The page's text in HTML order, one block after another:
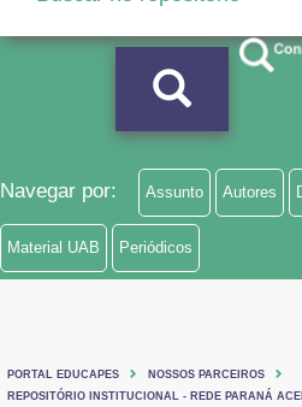
Navegar por: Assunto Autores
Material UAB Periódicos
PORTAL EDUCAPES
NOSSOS PARCEIROS
REPOSITÓRIO INSTITUCIONAL - REDE PARANÁ